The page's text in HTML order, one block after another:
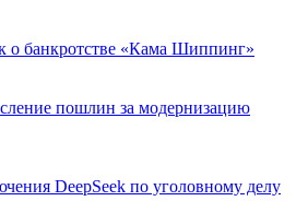
банкротстве «Кама Шиппинг»
пошлин за модернизацию
DeepSeek по уголовному делу